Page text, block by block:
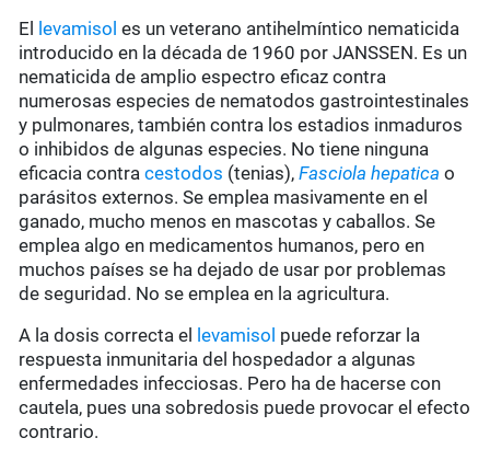
El
levamisol es un veterano antihelmíntico nematicida
introducido en la década de 1960 por JANSSEN. Es un
nematicida de amplio espectro eficaz contra
numerosas especies de nematodos gastrointestinales
y pulmonares, también contra los estadios inmaduros
o inhibidos de algunas especies. No tiene ninguna
eficacia contracestodos (tenias),Fasciola hepatica o
parásitos externos. Se emplea masivamente en el
ganado, mucho menos en mascotas y caballos. Se
emplea algo en medicamentos humanos, pero en
muchos países se ha dejado de usar por problemas
de seguridad. No se emplea en la agricultura.
A la dosis correcta el levamisol puede reforzar la
respuesta inmunitaria del hospedador a algunas
enfermedades infecciosas. Pero ha de hacerse con
cautela, pues una sobredosis puede provocar el efecto
contrario.